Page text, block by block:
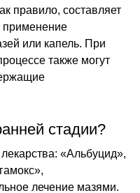
правило, составляет
применение
или капель. При
также могут
стадии?
«Альбуцид»,
лечение мазями.